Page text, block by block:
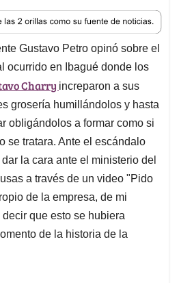
r
e
a
d
s
Gustavo Petro opinó sobre el
ocurrido en Ibagué donde los
Charry increparon a sus
grosería humillándolos y hasta
obligándolos a formar como si
se tratara. Ante el escándalo
la cara ante el ministerio del
a través de un video "Pido
de la empresa, de mi
que esto se hubiera
de la historia de la